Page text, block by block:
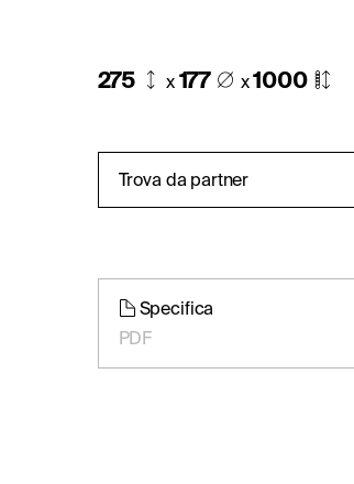
275 x 177 x1000
Trova da partner
Specifica
PDF